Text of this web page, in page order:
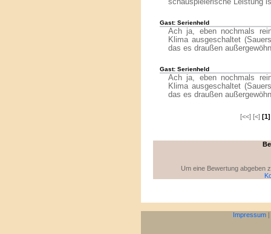
schauspielerische Leistung
Gast: Serienheld
Ach ja, eben nochmals
Klima ausgeschaltet
das es draußen
Gast: Serienheld
Ach ja, eben nochmals
Klima ausgeschaltet
das es draußen
[<<] [<] [1]
Um eine Bewertung abgeben
Impressum |